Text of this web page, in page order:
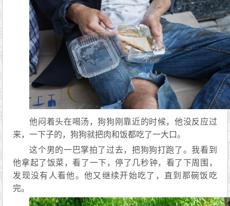
他闷着头在喝汤，狗狗刚靠近的时候，他没反应过
来，一下子的，狗狗就把肉和饭都吃了一大口。
这个男的一巴掌拍了过去，把狗狗打跑了。我看到
他拿起了饭菜，看了一下，停了几秒钟，看了下周围，
发现没有人看他。他又继续开始吃了，直到那碗饭吃
完。